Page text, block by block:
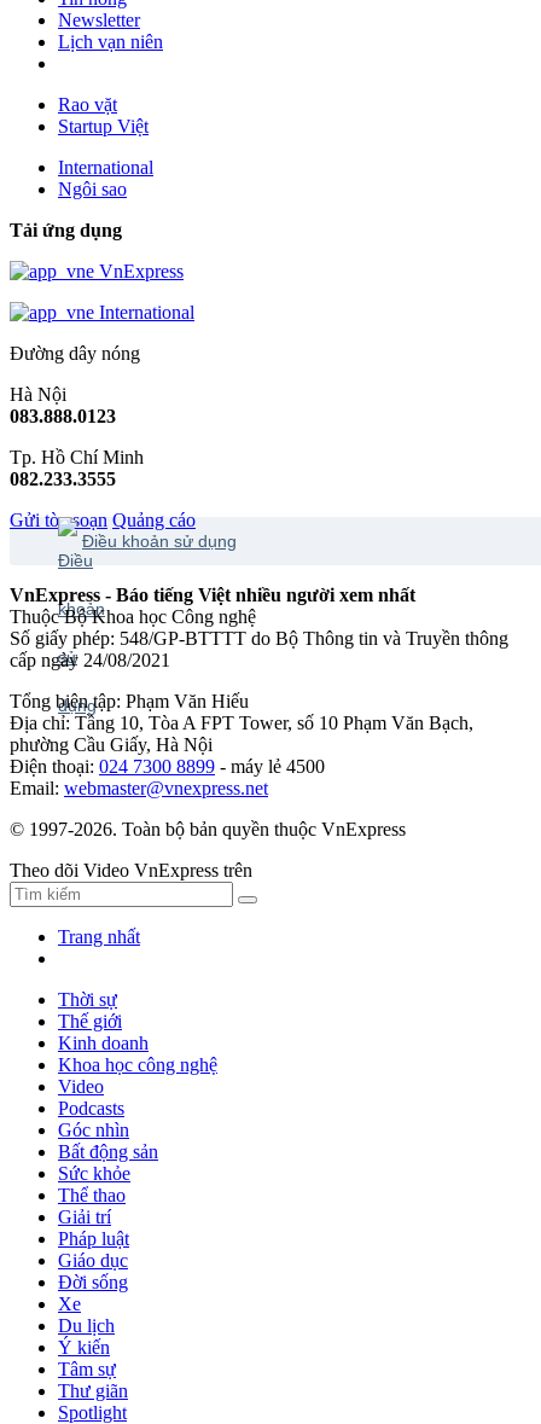
Newsletter
Lịch vạn niên
Rao vặt
Startup Việt
International
Ngôi sao
Tải ứng dụng
VnExpress
International
Đường dây nóng
Hà Nội
083.888.0123
Tp. Hồ Chí Minh
082.233.3555
Gửi tòa soạn Quảng cáo
Điều khoản sử dụng
VnExpress - Báo tiếng Việt nhiều người xem nhất
Thuộc Bộ Khoa học Công nghệ
Số giấy phép: 548/GP-BTTTT do Bộ Thông tin và Truyền thông
cấp ngày 24/08/2021
Tổng biên tập: Phạm Văn Hiếu
Địa chỉ: Tầng 10, Tòa A FPT Tower, số 10 Phạm Văn Bạch,
phường Cầu Giấy, Hà Nội
Điện thoại: 024 7300 8899 - máy lẻ 4500
Email: webmaster@vnexpress.net
© 1997-2026. Toàn bộ bản quyền thuộc VnExpress
Theo dõi Video VnExpress trên
Trang nhất
Thời sự
Thế giới
Kinh doanh
Khoa học công nghệ
Video
Podcasts
Góc nhìn
Bất động sản
Sức khỏe
Thể thao
Giải trí
Pháp luật
Giáo dục
Đời sống
Xe
Du lịch
Ý kiến
Tâm sự
Thư giãn
Spotlight